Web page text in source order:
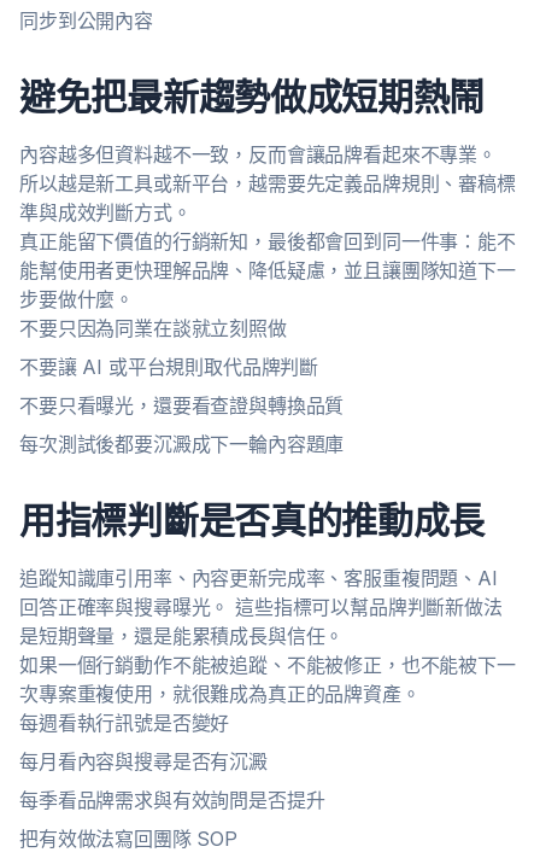
同步到公開內容
避免把最新趨勢做成短期熱鬧
內容越多但資料越不一致，反而會讓品牌看起來不專業。
所以越是新工具或新平台，越需要先定義品牌規則、審稿標
準與成效判斷方式。
真正能留下價值的行銷新知，最後都會回到同一件事：能不
能幫使用者更快理解品牌、降低疑慮，並且讓團隊知道下一
步要做什麼。
不要只因為同業在談就立刻照做
不要讓 AI 或平台規則取代品牌判斷
不要只看曝光，還要看查證與轉換品質
每次測試後都要沉澱成下一輪內容題庫
用指標判斷是否真的推動成長
追蹤知識庫引用率、內容更新完成率、客服重複問題、AI
回答正確率與搜尋曝光。 這些指標可以幫品牌判斷新做法
是短期聲量，還是能累積成長與信任。
如果一個行銷動作不能被追蹤、不能被修正，也不能被下一
次專案重複使用，就很難成為真正的品牌資產。
每週看執行訊號是否變好
每月看內容與搜尋是否有沉澱
每季看品牌需求與有效詢問是否提升
把有效做法寫回團隊 SOP